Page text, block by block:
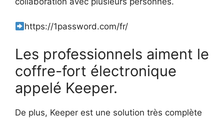
https://1password.com/fr/
Les professionnels aiment le
coffre-fort électronique
appelé Keeper.
De plus, Keeper est une solution très complète